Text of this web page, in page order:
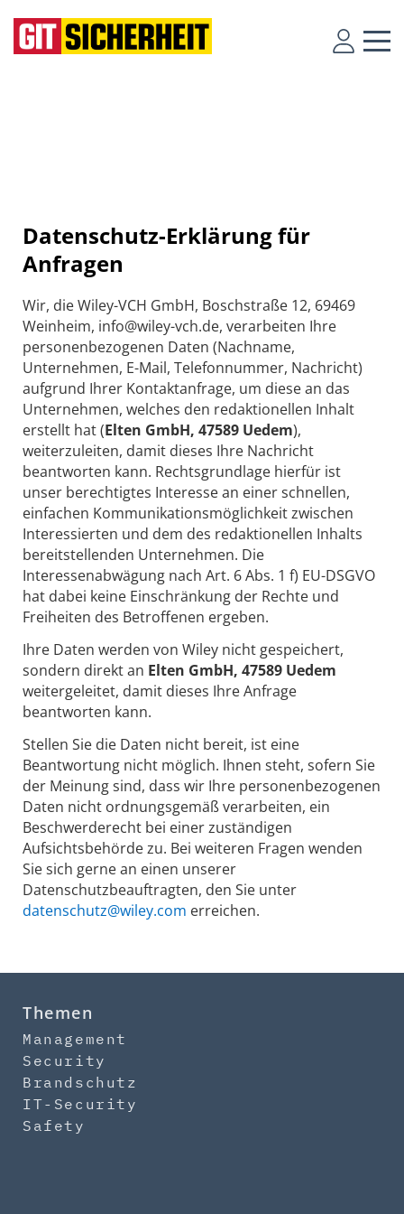
Datenschutz-Erklärung für
Anfragen
Wir, die Wiley-VCH GmbH, Boschstraße 12, 69469
Weinheim, info@wiley-vch.de, verarbeiten Ihre
personenbezogenen Daten (Nachname,
Unternehmen, E-Mail, Telefonnummer, Nachricht)
aufgrund Ihrer Kontaktanfrage, um diese an das
Unternehmen, welches den redaktionellen Inhalt
erstellt hat (Elten GmbH, 47589 Uedem),
weiterzuleiten, damit dieses Ihre Nachricht
beantworten kann. Rechtsgrundlage hierfür ist
unser berechtigtes Interesse an einer schnellen,
einfachen Kommunikationsmöglichkeit zwischen
Interessierten und dem des redaktionellen Inhalts
bereitstellenden Unternehmen. Die
Interessenabwägung nach Art. 6 Abs. 1 f) EU-DSGVO
hat dabei keine Einschränkung der Rechte und
Freiheiten des Betroffenen ergeben.
Ihre Daten werden von Wiley nicht gespeichert,
sondern direkt an Elten GmbH, 47589 Uedem
weitergeleitet, damit dieses Ihre Anfrage
beantworten kann.
Stellen Sie die Daten nicht bereit, ist eine
Beantwortung nicht möglich. Ihnen steht, sofern Sie
der Meinung sind, dass wir Ihre personenbezogenen
Daten nicht ordnungsgemäß verarbeiten, ein
Beschwerderecht bei einer zuständigen
Aufsichtsbehörde zu. Bei weiteren Fragen wenden
Sie sich gerne an einen unserer
Datenschutzbeauftragten, den Sie unter
datenschutz@wiley.com erreichen.
Themen
Management
Security
Brandschutz
IT-Security
Safety